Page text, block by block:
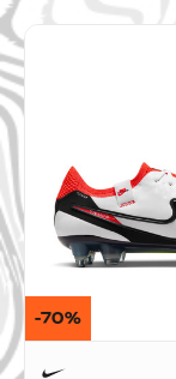
-70%